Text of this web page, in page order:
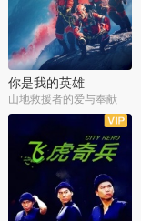
你是我的英雄
山地救援者的爱与奉献